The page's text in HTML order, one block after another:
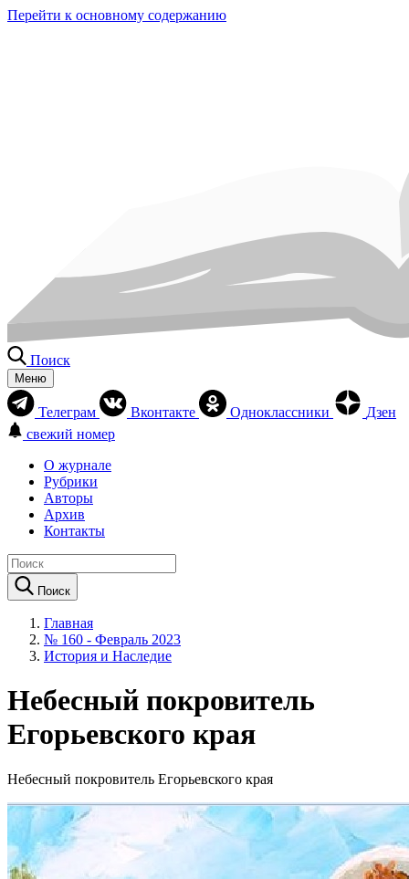
Перейти к основному содержанию
Поиск
Меню
Телеграм Вконтакте Одноклассники
Дзен
свежий номер
О журнале
Рубрики
Авторы
Архив
Контакты
Поиск
Главная
№ 160 - Февраль 2023
История и Наследие
Небесный покровитель
Егорьевского края
Небесный покровитель Егорьевского края